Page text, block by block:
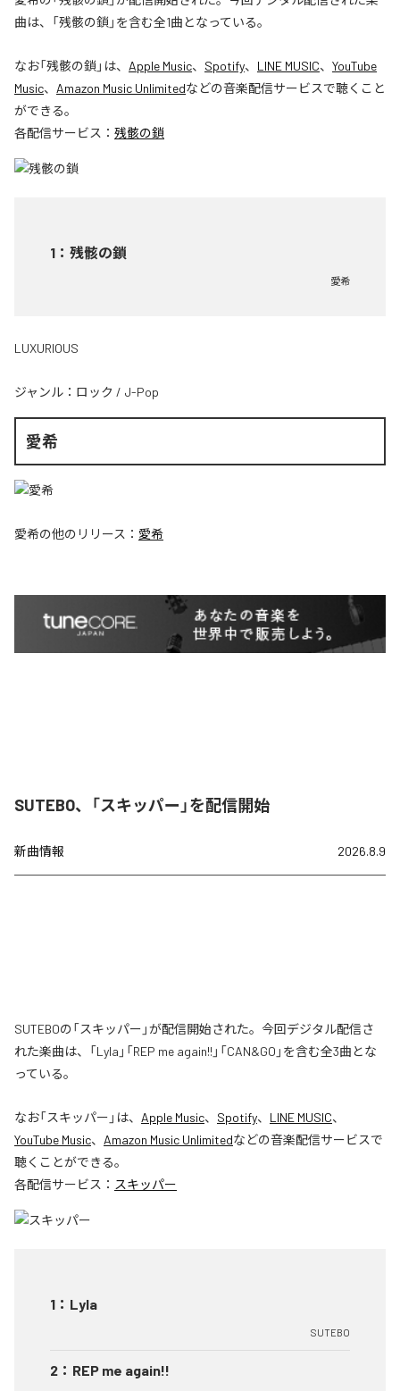
曲は、「残骸の鎖」を含む全1曲となっている。
なお「残骸の鎖 」は、 Apple Music、 Spotify、 LINE MUSIC、 YouTube
Music、 Amazon Music Unlimitedなどの音楽配信サービスで聴くこと
ができる。
各配信サービス： 残骸の鎖
1 ： 残骸の鎖
愛希
LUXURIOUS
ジャンル： ロック / J-Pop
愛希
愛希の他のリリース： 愛希
SUTEBO、「スキッパー」を配信開始
新曲情報 2026.8.9
SUTEBOの「スキッパー」が配信開始された。今回デジタル配信さ
れた楽曲は、「Lyla」「REP me again!!」「CAN&GO」を含む全3曲とな
っている。
なお「スキッパー 」は、 Apple Music、 Spotify、 LINE MUSIC、
YouTube Music、 Amazon Music Unlimitedなどの音楽配信サービスで
聴くことができる。
各配信サービス： スキッパー
1 ： Lyla
SUTEBO
2 ： REP me again!!